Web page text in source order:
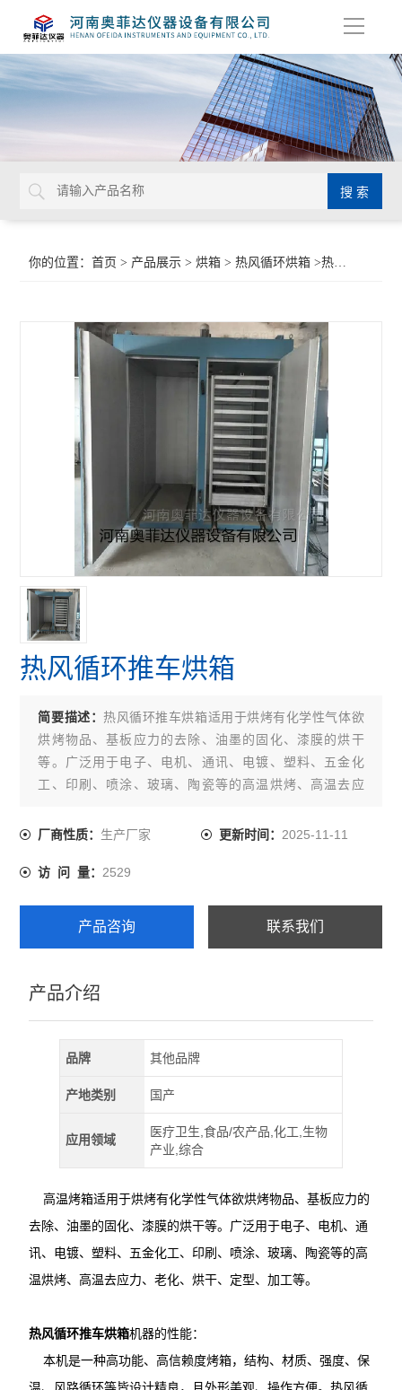
导
你的位置：首页 > 产品展示 >烘箱 >热风循环烘箱 >热风循环推车烘箱
热风循环推车烘箱
简要描述：热风循环推车烘箱适用于烘烤有化学性气体欲
烘烤物品、基板应力的去除、油墨的固化、漆膜的烘干
等。广泛用于电子、电机、通讯、电镀、塑料、五金化
工、印刷、喷涂、玻璃、陶瓷等的高温烘烤、高温去应
厂商性质： 生产厂家 更新时间： 2025-11-11
访 问 量：2529
产品咨询 联系我们
产品介绍
品牌 其他品牌
产地类别 国产
应用领域
医疗卫生,食品/农产品,化工,生物
产业,综合
高温烤箱适用于烘烤有化学性气体欲烘烤物品、基板应力的
去除、油墨的固化、漆膜的烘干等。广泛用于电子、电机、通
讯、电镀、塑料、五金化工、印刷、喷涂、玻璃、陶瓷等的高
温烘烤、高温去应力、老化、烘干、定型、加工等。
热风循环推车烘箱机器的性能：
本机是一种高功能、高信赖度烤箱，结构、材质、强度、保